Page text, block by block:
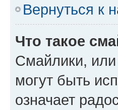
Вернуться к
Что такое
Смайлики,
могут быть
означает